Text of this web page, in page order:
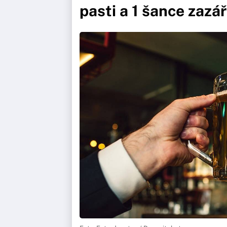
pasti a 1 šance